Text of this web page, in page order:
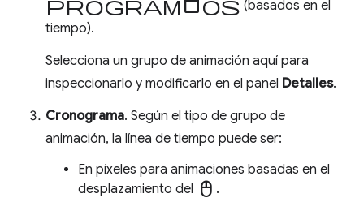
programados (basados en el
tiempo).
Selecciona un grupo de animación aquí para
inspeccionarlo y modificarlo en el panel Detalles.
Cronograma. Según el tipo de grupo de
animación, la línea de tiempo puede ser:
En píxeles para animaciones basadas en el
desplazamiento del mouse .